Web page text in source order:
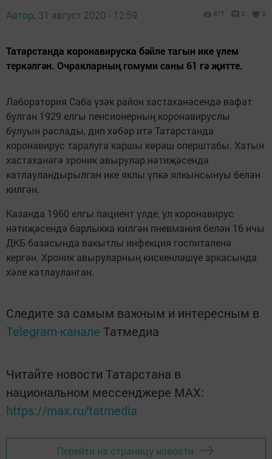
Автор, 31 август 2020 - 12:59 877 0 0
Татарстанда коронавируска бәйле тагын ике үлем
теркәлгән. Очракларның гомуми саны 61 гә җитте.
Лаборатория Саба үзәк район хастаханәсендә вафат
булган 1929 елгы пенсионерның коронавируслы
булуын раслады, дип хәбәр итә Татарстанда
коронавирус таралуга каршы көрәш оперштабы. Хатын
хастаханәгә хроник авырулар нәтиҗәсендә
катлауландырылган ике яклы үпкә ялкынсынуы белән
килгән.
Казанда 1960 елгы пациент үлде, ул коронавирус
нәтиҗәсендә барлыкка килгән пневмания белән 16 нчы
ДКБ базасында вакытлы инфекция госпиталенә
кергән. Хроник авыруларның кискенләшүе аркасында
хәле катлауланган.
Следите за самым важным и интересным в
Telegram-канале Татмедиа
Читайте новости Татарстана в
национальном мессенджере MАХ:
https://max.ru/tatmedia
Перейти на страницу новости